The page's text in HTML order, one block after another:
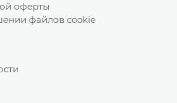
оферты
файлов cookie